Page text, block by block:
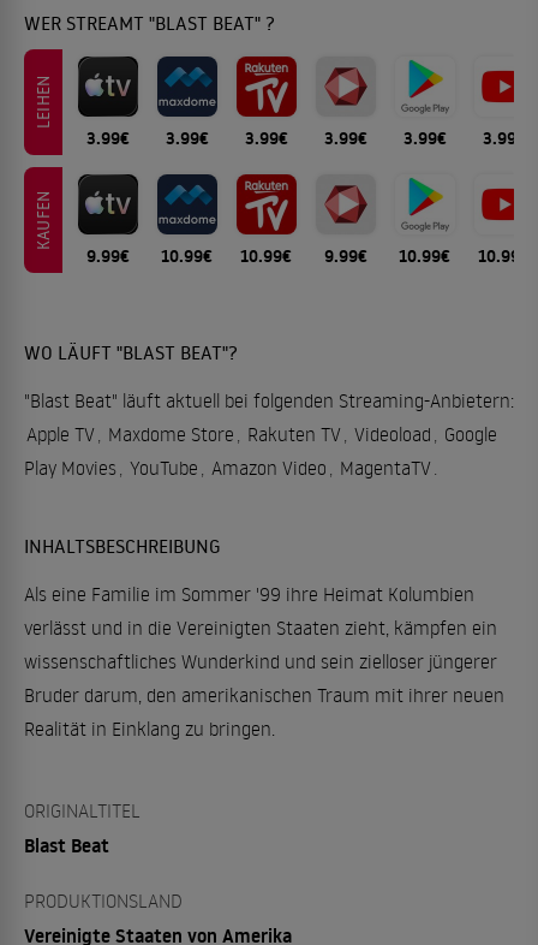
WER STREAMT "BLAST BEAT" ?
LEIHEN
3.99€ 3.99€ 3.99€ 3.99€ 3.99€ 3.99€
KAUFEN
9.99€ 10.99€ 10.99€ 9.99€ 10.99€ 10.99€
WO LÄUFT "BLAST BEAT"?
"Blast Beat" läuft aktuell bei folgenden Streaming-Anbietern:
Apple TV, Maxdome Store , Rakuten TV, Videoload , Google
Play Movies, YouTube , Amazon Video , MagentaTV.
INHALTSBESCHREIBUNG
Als eine Familie im Sommer '99 ihre Heimat Kolumbien
verlässt und in die Vereinigten Staaten zieht, kämpfen ein
wissenschaftliches Wunderkind und sein zielloser jüngerer
Bruder darum, den amerikanischen Traum mit ihrer neuen
Realität in Einklang zu bringen.
ORIGINALTITEL
Blast Beat
PRODUKTIONSLAND
Vereinigte Staaten von Amerika